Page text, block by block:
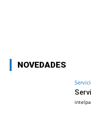
NOVEDADES